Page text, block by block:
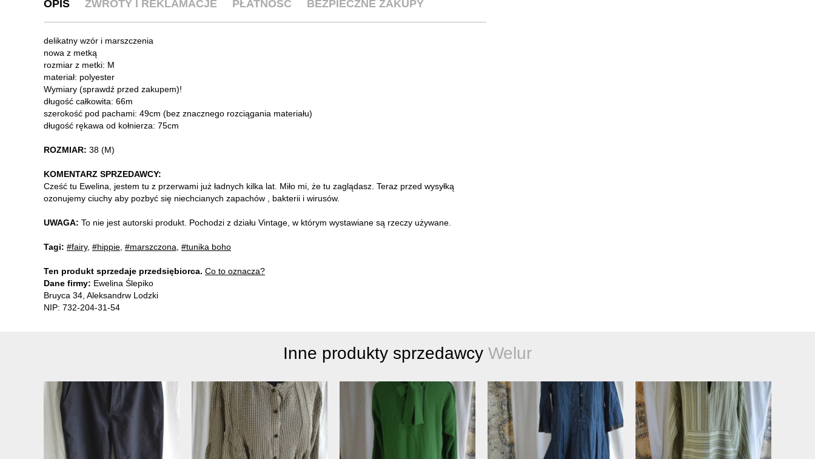
OPIS ZWROTY I REKLAMACJE PŁATNOŚĆ BEZPIECZNE ZAKUPY
delikatny wzór i marszczenia
nowa z metką
rozmiar z metki: M
materiał: polyester
Wymiary (sprawdź przed zakupem)!
długość całkowita: 66m
szerokość pod pachami: 49cm (bez znacznego rozciągania materiału)
długość rękawa od kołnierza: 75cm
ROZMIAR: 38 (M)
KOMENTARZ SPRZEDAWCY:
Cześć tu Ewelina, jestem tu z przerwami już ładnych kilka lat. Miło mi, że tu zaglądasz. Teraz przed wysyłką
ozonujemy ciuchy aby pozbyć się niechcianych zapachów , bakterii i wirusów.
UWAGA: To nie jest autorski produkt. Pochodzi z działu Vintage, w którym wystawiane są rzeczy używane.
Tagi: #fairy, #hippie #marszczona #tunika boho
Ten produkt sprzedaje przedsiębiorca. Co to oznacza?
Dane firmy: Ewelina Ślepiko
Bruyca 34, Aleksandrw Lodzki
NIP: 732-204-31-54
Inne produkty sprzedawcy Welur